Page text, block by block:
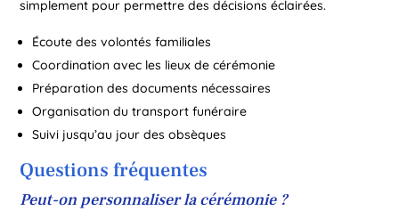
simplement pour permettre des décisions éclairées.
Écoute des volontés familiales
Coordination avec les lieux de cérémonie
Préparation des documents nécessaires
Organisation du transport funéraire
Suivi jusqu’au jour des obsèques
Questions fréquentes
Peut-on personnaliser la cérémonie ?